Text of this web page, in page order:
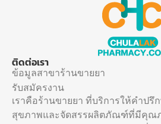
ติดต่อเรา
ข้อมูลสาขาร้านขายยา
รับสมัครงาน
เราคือร้านขายยา ที่บริการให้คำป
สุขภาพและจัดสรรผลิตภัณฑ์ที่มีคุณ